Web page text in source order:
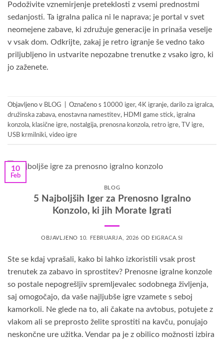
Podoživite vznemirjenje preteklosti z vsemi prednostmi
sedanjosti. Ta igralna palica ni le naprava; je portal v svet
neomejene zabave, ki združuje generacije in prinaša veselje
v vsak dom. Odkrijte, zakaj je retro igranje še vedno tako
priljubljeno in ustvarite nepozabne trenutke z vsako igro, ki
jo zaženete.
Objavljeno v BLOG Označeno s 10000 iger, 4K igranje, darilo za igralca,
družinska zabava, enostavna namestitev, HDMI game stick, igralna
konzola, klasične igre, nostalgija, prenosna konzola, retro igre, TV igre,
USB krmilniki, video igre
10
Feb
BLOG
5 Najboljših Iger za Prenosno Igralno
Konzolo, ki jih Morate Igrati
OBJAVLJENO 10. FEBRUARJA, 2026 OD EIGRACA.SI
Ste se kdaj vprašali, kako bi lahko izkoristili vsak prost
trenutek za zabavo in sprostitev? Prenosne igralne konzole
so postale nepogrešljiv spremljevalec sodobnega življenja,
saj omogočajo, da vaše najljubše igre vzamete s seboj
kamorkoli. Ne glede na to, ali čakate na avtobus, potujete z
vlakom ali se preprosto želite sprostiti na kavču, ponujajo
neskončne ure užitka. Vendar pa je z obilico možnosti izbira